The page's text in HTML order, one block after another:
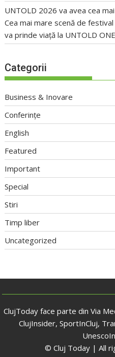
UNTOLD 2026 va avea cea
Cea mai mare scenă de
va prinde viață la UNTOLD
Categorii
Business & Inovare
Conferințe
English
Featured
Important
Special
Stiri
Timp liber
Uncategorized
ClujToday face parte din Via
ClujInsider, SportInCluj,
© Cluj Today | All